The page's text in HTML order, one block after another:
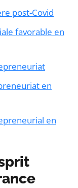
post-Covid
favorable en
en
en